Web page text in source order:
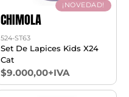
¡NOVEDAD!
CHIMOLA
524-ST63
Set De Lapices Kids X24
Cat
$9.000,00+IVA